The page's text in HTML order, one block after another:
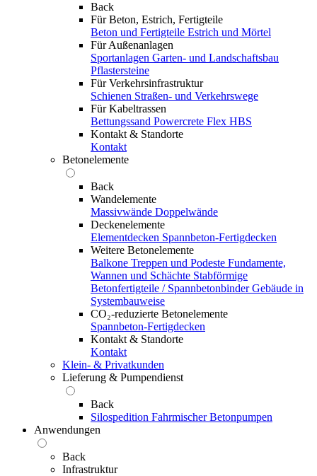
Back
Für Beton, Estrich, Fertigteile
Beton und Fertigteile Estrich und Mörtel
Für Außenanlagen
Sportanlagen Garten- und Landschaftsbau
Pflastersteine
Für Verkehrsinfrastruktur
Schienen Straßen- und Verkehrswege
Für Kabeltrassen
Bettungssand Powercrete Flex HBS
Kontakt & Standorte
Kontakt
Betonelemente
Back
Wandelemente
Massivwände Doppelwände
Deckenelemente
Elementdecken Spannbeton-Fertigdecken
Weitere Betonelemente
Balkone Treppen und Podeste Fundamente,
Wannen und Schächte Stabförmige
Betonfertigteile / Spannbetonbinder Gebäude in
Systembauweise
CO₂-reduzierte Betonelemente
Spannbeton-Fertigdecken
Kontakt & Standorte
Kontakt
Klein- & Privatkunden
Lieferung & Pumpendienst
Back
Silospedition Fahrmischer Betonpumpen
Anwendungen
Back
Infrastruktur